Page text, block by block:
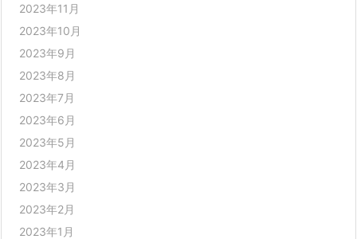
2023年11月
2023年10月
2023年9月
2023年8月
2023年7月
2023年6月
2023年5月
2023年4月
2023年3月
2023年2月
2023年1月